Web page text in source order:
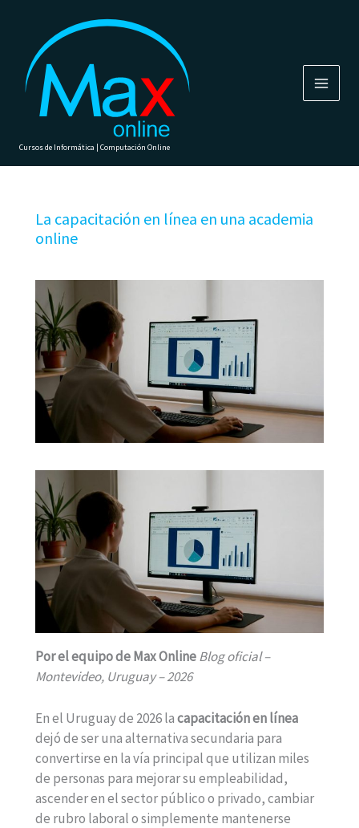
contenido
Cursos de Informática | Computación Online
La capacitación en línea en una academia
online
Por el equipo de Max OnlineBlog oficial –
Montevideo, Uruguay – 2026
En el Uruguay de 2026 lacapacitación en línea
dejó de ser una alternativa secundaria para
convertirse en la vía principal que utilizan miles
de personas para mejorar su empleabilidad,
ascender en el sector público o privado, cambiar
de rubro laboral o simplemente mantenerse